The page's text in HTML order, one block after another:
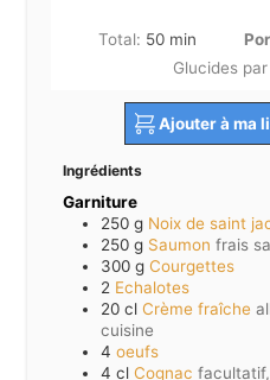
Total: 50minutes
min
Glucides
Ajouter à ma
Ingrédients
Garniture
250 g Noix de saint
250 g Saumon frais
300 g Courgettes
2 Echalotes
20 cl Crème fraîche
cuisine
4 oeufs
4 cl Cognac